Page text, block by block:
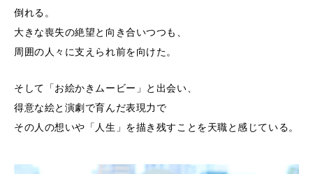
倒れる。
大きな喪失の絶望と向き合いつつも、
周囲の人々に支えられ前を向けた。
そして「お絵かきムービー」と出会い、
得意な絵と演劇で育んだ表現力で
その人の想いや「人生」を描き残すことを天職と感じている。